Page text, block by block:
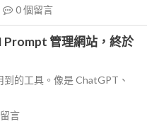
0個留言
Prompt 管理網站，終於
的工具。像是 ChatGPT、
言